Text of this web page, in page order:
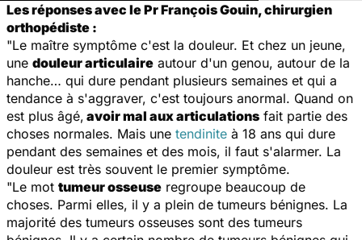
Les réponses avec le Pr François Gouin, chirurgien
orthopédiste :
"Le maître symptôme c'est la douleur. Et chez un jeune,
une douleur articulaire autour d'un genou, autour de la
hanche… qui dure pendant plusieurs semaines et qui a
tendance à s'aggraver, c'est toujours anormal. Quand on
est plus âgé, avoir mal aux articulations fait partie des
choses normales. Mais une tendinite à 18 ans qui dure
pendant des semaines et des mois, il faut s'alarmer. La
douleur est très souvent le premier symptôme.
"Le mot tumeur osseuse regroupe beaucoup de
choses. Parmi elles, il y a plein de tumeurs bénignes. La
majorité des tumeurs osseuses sont des tumeurs